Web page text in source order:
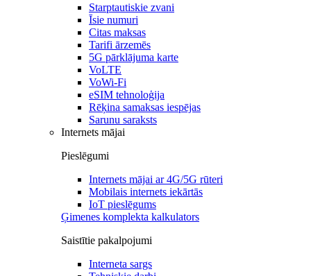
Starptautiskie zvani
Īsie numuri
Citas maksas
Tarifi ārzemēs
5G pārklājuma karte
VoLTE
VoWi-Fi
eSIM tehnoloģija
Rēķina samaksas iespējas
Sarunu saraksts
Internets mājai
Pieslēgumi
Internets mājai ar 4G/5G rūteri
Mobilais internets iekārtās
IoT pieslēgums
Ģimenes komplekta kalkulators
Saistītie pakalpojumi
Interneta sargs